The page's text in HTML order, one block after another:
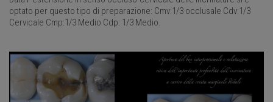
optato per questo tipo di preparazione: Cmv:1/3 occlusale Cdv:1/3
Cervicale Cmp:1/3 Medio Cdp: 1/3 Medio.